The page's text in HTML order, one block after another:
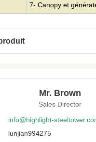
7- Canopy et
0-300m
Treillis à 3 ou 4 pieds
SGS, CE, ISO
15 ans
Mr. Brown
Sales Director
info@highlight-
lunjian994275